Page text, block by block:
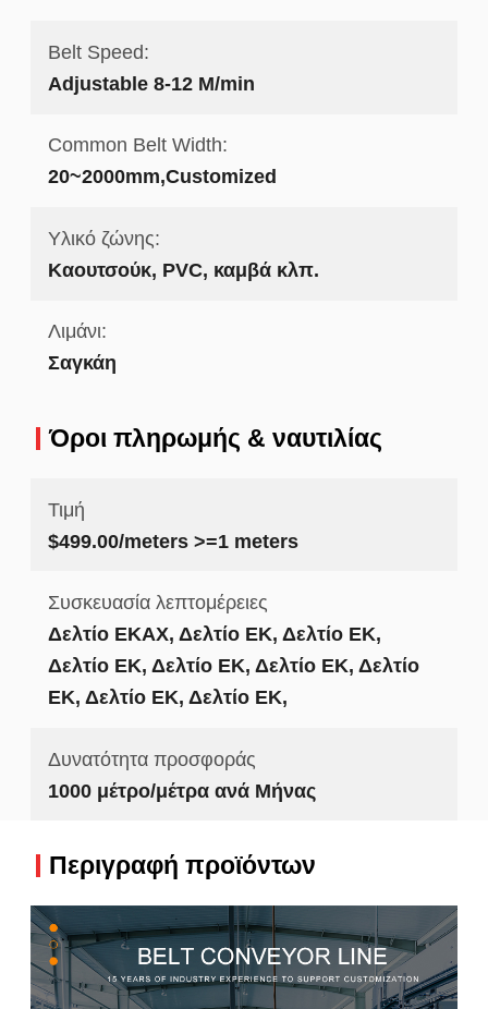
Belt Speed:
Adjustable 8-12 M/min
Common Belt Width:
20~2000mm,Customized
Υλικό ζώνης:
Καουτσούκ, PVC, καμβά κλπ.
Λιμάνι:
Σαγκάη
Όροι πληρωμής & ναυτιλίας
Τιμή
$499.00/meters >=1 meters
Συσκευασία λεπτομέρειες
Δελτίο ΕΚΑΧ, Δελτίο ΕΚ, Δελτίο ΕΚ,
Δελτίο ΕΚ, Δελτίο ΕΚ, Δελτίο ΕΚ, Δελτίο
ΕΚ, Δελτίο ΕΚ, Δελτίο ΕΚ,
Δυνατότητα προσφοράς
1000 μέτρο/μέτρα ανά Μήνας
Περιγραφή προϊόντων